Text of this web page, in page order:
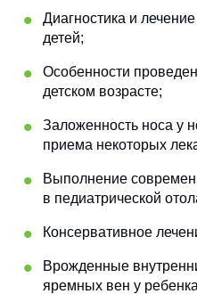
Диагностика и
детей;
Особенности
детском возрасте;
Заложенность носа у
приема некоторых
Выполнение
в педиатрической
Консервативное
Врожденные
яремных вен у